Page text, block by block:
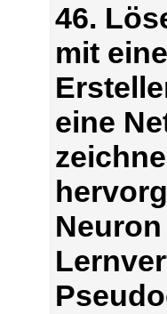
46.
mit
eine